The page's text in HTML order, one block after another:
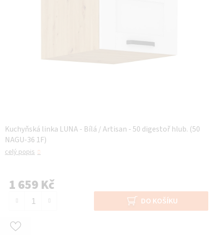
Kuchyňská linka LUNA - Bílá / Artisan - 50 digestoř hlub. (50
NAGU-36 1F)
celý popis
1 659 Kč
DO KOŠÍKU